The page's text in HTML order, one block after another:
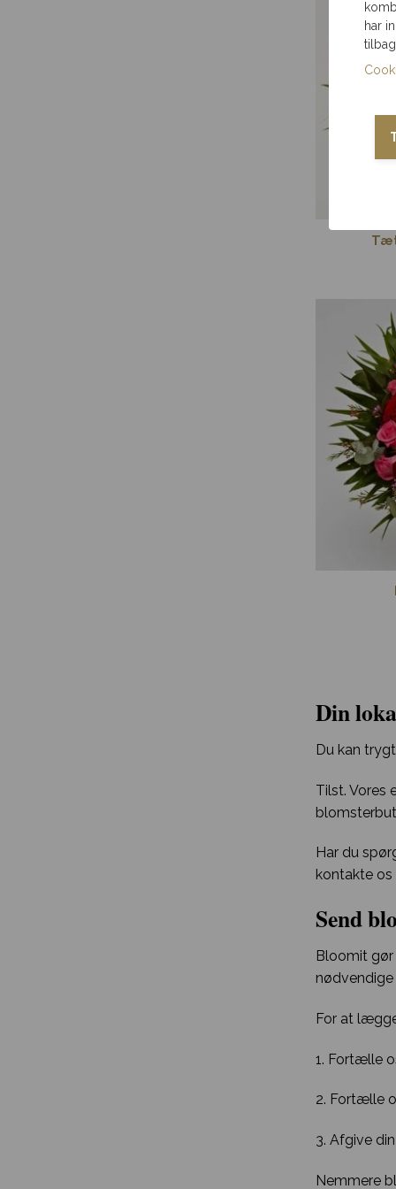
har
Din
Du kan
Tilst. Vores
Har du
kontakte
Send
Bloomit gør
For at
1. Fortælle
2. Fortælle
3. Afgive
Nemmere